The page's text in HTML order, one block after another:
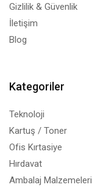
Gizlilik & Güvenlik
İletişim
Blog
Kategoriler
Teknoloji
Kartuş / Toner
Ofis Kırtasiye
Hırdavat
Ambalaj Malzemeleri